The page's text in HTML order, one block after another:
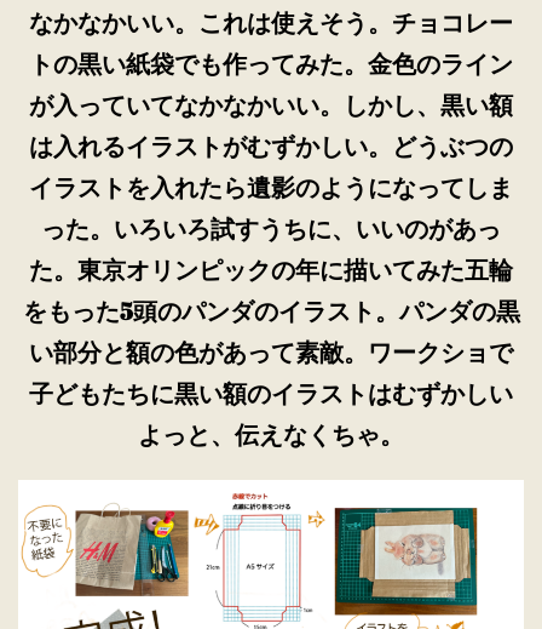
なかなかいい。これは使えそう。チョコレー
トの黒い紙袋でも作ってみた。金色のライン
が入っていてなかなかいい。しかし、黒い額
は入れるイラストがむずかしい。どうぶつの
イラストを入れたら遺影のようになってしま
った。いろいろ試すうちに、いいのがあっ
た。東京オリンピックの年に描いてみた五輪
をもった5頭のパンダのイラスト。パンダの黒
い部分と額の色があって素敵。ワークショで
子どもたちに黒い額のイラストはむずかしい
よっと、伝えなくちゃ。